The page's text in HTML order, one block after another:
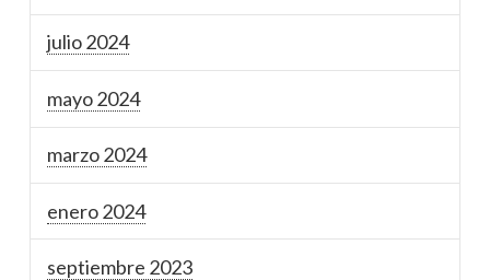
julio 2024
mayo 2024
marzo 2024
enero 2024
septiembre 2023